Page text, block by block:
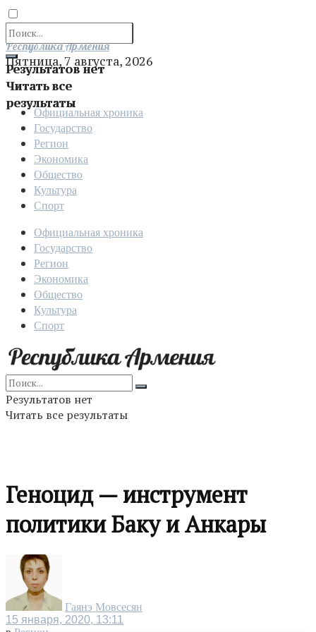
Результатов нет
Читать все
результаты
Отправить
Республика Армения
Пятница, 7 августа, 2026
Официальная хроника
Государство
Регион
Экономика
Общество
Культура
Спорт
Официальная хроника
Государство
Регион
Экономика
Общество
Культура
Спорт
Результатов нет
Читать все результаты
Геноцид — инструмент
политики Баку и Анкары
Гаянэ Мовсесян
15 января, 2020, 13:11